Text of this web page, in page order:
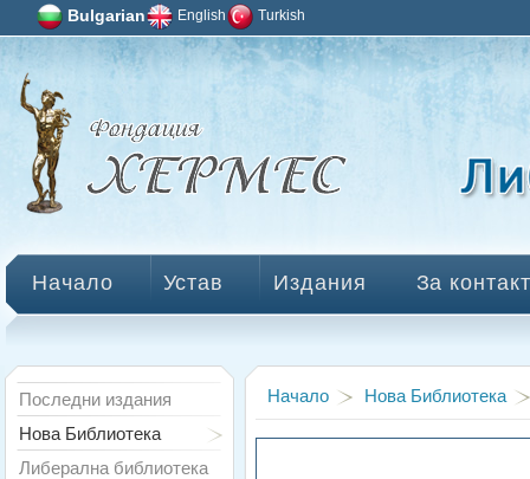
Bulgarian English Turkish
Начало Устав Издания За
Начало Нова Библиотека
Последни издания
Нова Библиотека
Либерална библиотека